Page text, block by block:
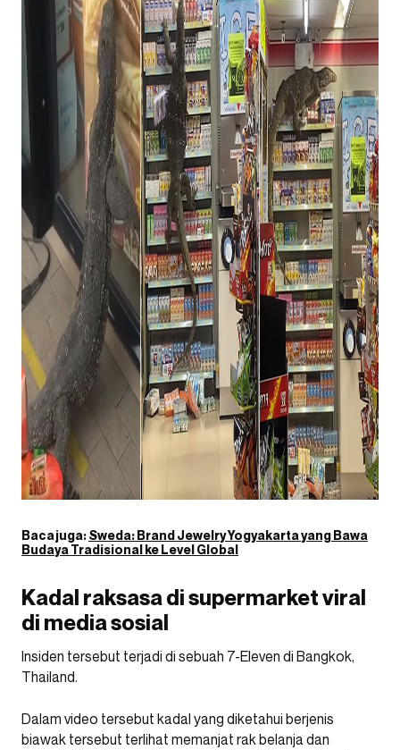
Baca juga:Sweda: Brand Jewelry Yogyakarta yang Bawa
Budaya Tradisional ke Level Global
Kadal raksasa di supermarket viral
di media sosial
Insiden tersebut terjadi di sebuah 7-Eleven di Bangkok,
Thailand.
Dalam video tersebut kadal yang diketahui berjenis
biawak tersebut terlihat memanjat rak belanja dan